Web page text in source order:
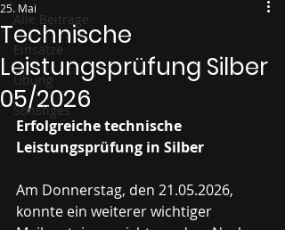
Alle Beiträge
Einsätze
Übung
Sonstiges
Technische
Leistungsprüfung Silber
05/2026
25. Mai
Erfolgreiche technische
Leistungsprüfung in Silber
Am Donnerstag, den 21.05.2026,
konnte ein weiterer wichtiger